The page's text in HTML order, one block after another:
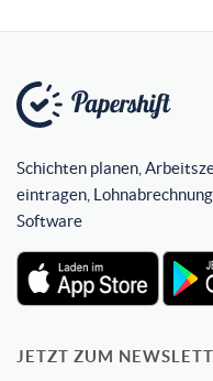
Schichten planen,
eintragen,
Software
JETZT ZUM